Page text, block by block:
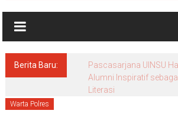
NKRI
Jurnalisme
Berita Baru:
Pascasarjana UINSU
Alumni Inspiratif
Literasi
Warta Polres